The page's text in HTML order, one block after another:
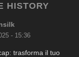
HISTORY
- 15:36
trasforma il tuo